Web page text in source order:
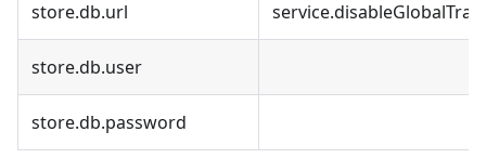
store.db.url
store.db.user
store.db.password